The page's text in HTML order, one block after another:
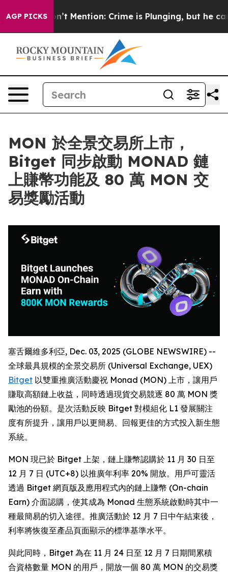
AGP PICKSWon’t Mention: Crime is Plunging, but he can’t
MON 於全景交易所上市，
Bitget 同步啟動 MONAD 鏈
上賺幣功能及 80 萬 MON 交
易獎勵活動
塞舌爾維多利亞, Dec. 03, 2025 (GLOBE NEWSWIRE) --
全球最具規模的全景交易所 (Universal Exchange, UEX)
Bitget 以雙重推廣活動慶祝 Monad (MON) 上市，讓用戶
賺取高額鏈上收益，同時透過現貨交易競逐 80 萬 MON 獎
勵池的份額。是次活動反映 Bitget 對模組化 L1 發展關注
度有所提升，讓用戶以更簡易、回報更佳的方式投入新生態
系統。
MON 現已於 Bitget 上架，鏈上賺幣認購於 11 月 30 日至
12 月 7 日 (UTC+8) 以推廣年利率 20% 開放。用戶可靈活
透過 Bitget 網頁版及應用程式內的鏈上賺幣 (On-chain
Earn) 介面認購，使其成為 Monad 生態系統啟動時其中一
種最簡易的切入途徑。推廣活動於 12 月 7 日中午結束後，
利率將恢復至產品頁面顯示的標準基準水平。
與此同時，Bitget 為在 11 月 24 日至 12 月 7 日期間累積
合資格數量 MON 的用戶，開放一個 80 萬 MON 的交易獎